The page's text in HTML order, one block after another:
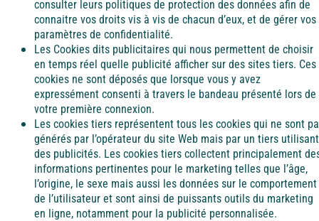
consulter leurs politiques de protection des données afin de
connaitre vos droits vis à vis de chacun d’eux, et de gérer vos
paramètres de confidentialité.
Les Cookies dits publicitaires qui nous permettent de choisir
en temps réel quelle publicité afficher sur des sites tiers. Ces
cookies ne sont déposés que lorsque vous y avez
expressément consenti à travers le bandeau présenté lors de
votre première connexion.
Les cookies tiers représentent tous les cookies qui ne sont
générés par l’opérateur du site Web mais par un tiers utilisant
des publicités. Les cookies tiers collectent principalement
informations pertinentes pour le marketing telles que l’âge,
l’origine, le sexe mais aussi les données sur le comportement
de l’utilisateur et sont ainsi de puissants outils du marketing
en ligne, notamment pour la publicité personnalisée.